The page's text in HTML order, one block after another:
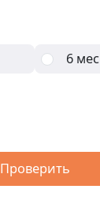
6 мес
Проверить